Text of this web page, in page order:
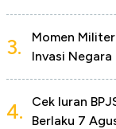
3.
Momen
Invasi
4.
Cek Iuran
Berlaku 7